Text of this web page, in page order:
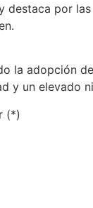
destaca por
la adopción
y un elevado
(*)